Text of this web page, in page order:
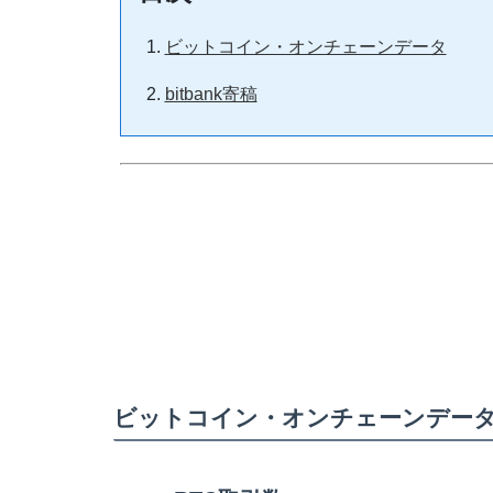
ビットコイン・オンチェーンデータ
bitbank寄稿
ビットコイン・オンチェーンデー